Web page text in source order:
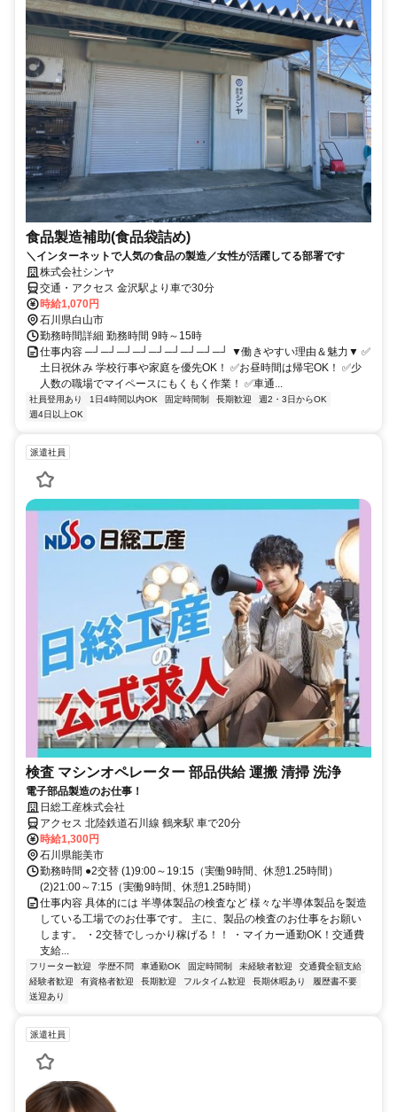
食品製造補助(食品袋詰め)
＼インターネットで人気の食品の製造／女性が活躍してる部署です
株式会社シンヤ
交通・アクセス 金沢駅より車で30分
時給1,070円
石川県白山市
勤務時間詳細 勤務時間 9時～15時
仕事内容 ─┘─┘─┘─┘─┘─┘─┘─┘─┘ ▼働きやすい理由＆魅力▼ ✅
土日祝休み 学校行事や家庭を優先OK！ ✅お昼時間は帰宅OK！ ✅少
人数の職場でマイペースにもくもく作業！ ✅車通...
社員登用あり 1日4時間以内OK 固定時間制 長期歓迎
週2・3日からOK
週4日以上OK
派遣社員
検査 マシンオペレーター 部品供給 運搬 清掃 洗浄
電子部品製造のお仕事！
日総工産株式会社
アクセス 北陸鉄道石川線 鶴来駅 車で20分
時給1,300円
石川県能美市
勤務時間 ●2交替 (1)9:00～19:15（実働9時間、休憩1.25時間）
(2)21:00～7:15（実働9時間、休憩1.25時間）
仕事内容 具体的には 半導体製品の検査など 様々な半導体製品を製造
している工場でのお仕事です。 主に、製品の検査のお仕事をお願い
します。 ・2交替でしっかり稼げる！！ ・マイカー通勤OK！交通費
支給...
フリーター歓迎 学歴不問 車通勤OK 固定時間制 未経験者歓迎
交通費全額支給
経験者歓迎
有資格者歓迎 長期歓迎 フルタイム歓迎 長期休暇あり
履歴書不要
送迎あり
派遣社員